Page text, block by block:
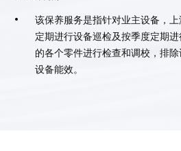
该保养服务是指针对业主设备，
定期进行设备巡检及按季度定期
的各个零件进行检查和调校，排
设备能效。